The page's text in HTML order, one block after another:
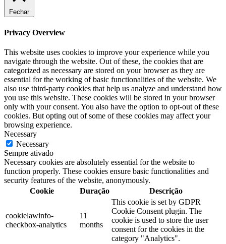
Fechar
Privacy Overview
This website uses cookies to improve your experience while you
navigate through the website. Out of these, the cookies that are
categorized as necessary are stored on your browser as they are
essential for the working of basic functionalities of the website. We
also use third-party cookies that help us analyze and understand how
you use this website. These cookies will be stored in your browser
only with your consent. You also have the option to opt-out of these
cookies. But opting out of some of these cookies may affect your
browsing experience.
Necessary
Necessary
Sempre ativado
Necessary cookies are absolutely essential for the website to
function properly. These cookies ensure basic functionalities and
security features of the website, anonymously.
Cookie
Duração Descrição
cookielawinfo-
checkbox-analytics
11
months
This cookie is set by GDPR
Cookie Consent plugin. The
cookie is used to store the user
consent for the cookies in the
category "Analytics".